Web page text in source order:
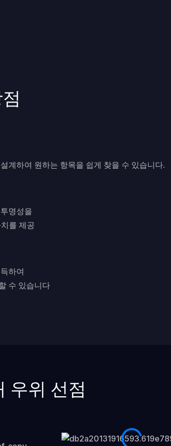
계하여 원하는 항목을 쉽게 찾을 수 있습니다.
명성을
를 제공
하여
수 있습니다
우위 선점